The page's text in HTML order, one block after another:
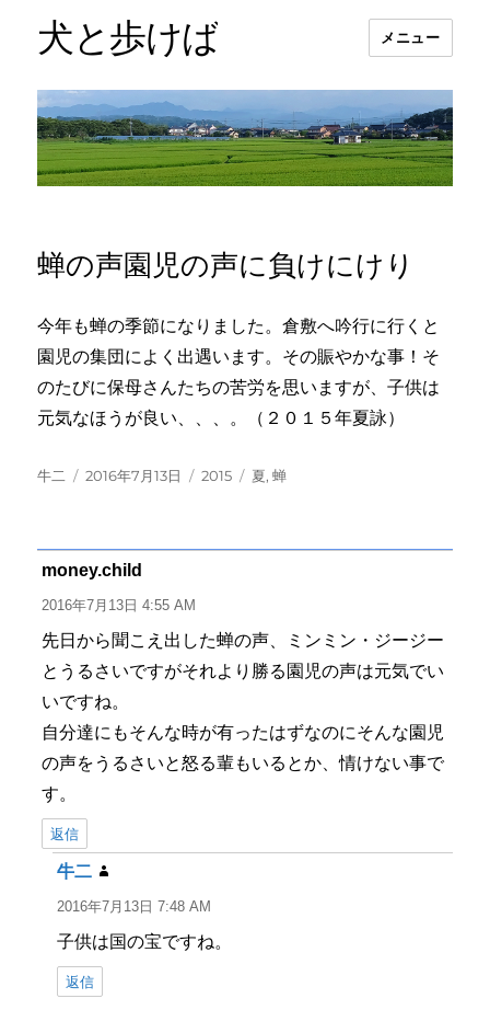
犬と歩けば メニュー
蝉の声園児の声に負けにけり
今年も蝉の季節になりました。倉敷へ吟行に行くと
園児の集団によく出遇います。その賑やかな事！そ
のたびに保母さんたちの苦労を思いますが、子供は
元気なほうが良い、、、。（２０１５年夏詠）
投
牛二
投
2016年7月13日
カ
2015
タ
夏,蝉
money.child
り:
2016年7月13日 4:55 AM
先日から聞こえ出した蝉の声、ミンミン・ジージー
とうるさいですがそれより勝る園児の声は元気でい
いですね。
自分達にもそんな時が有ったはずなのにそんな園児
の声をうるさいと怒る輩もいるとか、情けない事で
す。
返信
牛二
り:
2016年7月13日 7:48 AM
子供は国の宝ですね。
返信